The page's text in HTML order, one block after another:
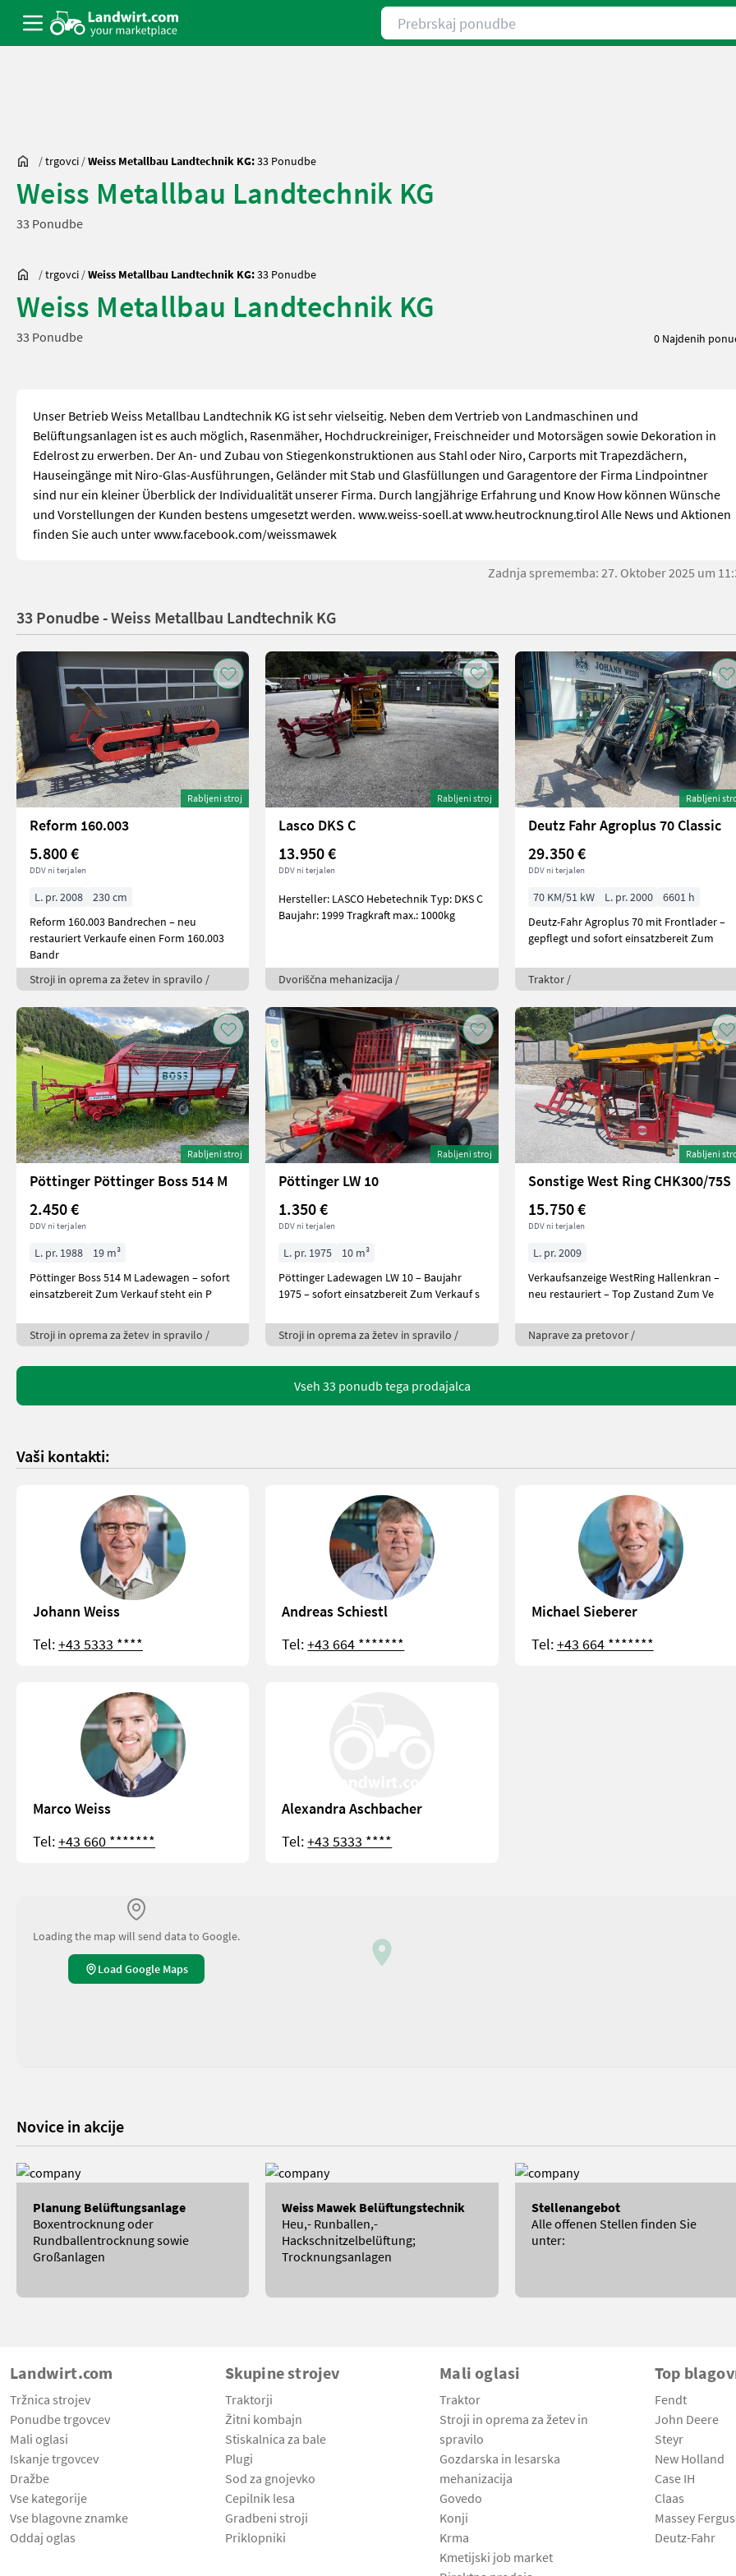
Prebrskaj ponudbe
/trgovci /Weiss Metallbau Landtechnik KG:33 Ponudbe
Weiss Metallbau Landtechnik KG
33 Ponudbe
/trgovci /Weiss Metallbau Landtechnik KG:33 Ponudbe
Weiss Metallbau Landtechnik KG
33 Ponudbe 0 Najdenih
Unser Betrieb Weiss Metallbau Landtechnik KG ist sehr vielseitig. Neben dem Vertrieb von Landmaschinen und
Belüftungsanlagen ist es auch möglich, Rasenmäher, Hochdruckreiniger, Freischneider und Motorsägen sowie Dekoration in
Edelrost zu erwerben. Der An- und Zubau von Stiegenkonstruktionen aus Stahl oder Niro, Carports mit Trapezdächern,
Hauseingänge mit Niro-Glas-Ausführungen, Geländer mit Stab und Glasfüllungen und Garagentore der Firma Lindpointner
sind nur ein kleiner Überblick der Individualität unserer Firma. Durch langjährige Erfahrung und Know How können Wünsche
und Vorstellungen der Kunden bestens umgesetzt werden. www.weiss-soell.at www.heutrocknung.tirol Alle News und Aktionen
finden Sie auch unter www.facebook.com/weissmawek
Zadnja sprememba: 27. Oktober 2025 um
33 Ponudbe - Weiss Metallbau Landtechnik KG
Rabljeni stroj
Reform 160.003
5.800 €
DDV ni terjalen
L. pr. 2008
230 cm
Reform 160.003 Bandrechen – neu
restauriert Verkaufe einen Form 160.003
Bandr
Stroji in oprema za žetev in spravilo /
Rabljeni stroj
Lasco DKS C
13.950 €
DDV ni terjalen
Hersteller: LASCO Hebetechnik Typ: DKS C
Baujahr: 1999 Tragkraft max.: 1000kg
Dvoriščna mehanizacija /
Rabljeni
Deutz Fahr Agroplus 70 Classic
29.350 €
DDV ni terjalen
70 KM/51 kW L. pr. 2000
6601 h
Deutz-Fahr Agroplus 70 mit Frontlader –
gepflegt und sofort einsatzbereit Zum
Traktor /
Rabljeni stroj
Pöttinger Pöttinger Boss 514 M
2.450 €
DDV ni terjalen
L. pr. 1988
19 m³
Pöttinger Boss 514 M Ladewagen – sofort
einsatzbereit Zum Verkauf steht ein P
Stroji in oprema za žetev in spravilo /
Rabljeni stroj
Pöttinger LW 10
1.350 €
DDV ni terjalen
L. pr. 1975
10 m³
Pöttinger Ladewagen LW 10 – Baujahr
1975 – sofort einsatzbereit Zum Verkauf s
Stroji in oprema za žetev in spravilo /
Rabljeni
Sonstige West Ring CHK300/75S
15.750 €
DDV ni terjalen
L. pr. 2009
Verkaufsanzeige WestRing Hallenkran –
neu restauriert – Top Zustand Zum Ve
Naprave za pretovor /
Vseh 33 ponudb tega prodajalca
Vaši kontakti:
Johann Weiss
Tel:+43 5333 ****
Andreas Schiestl
Tel:+43 664 *******
Michael Sieberer
Tel:+43 664 *******
Marco Weiss
Tel:+43 660 *******
Alexandra Aschbacher
Tel:+43 5333 ****
Loading the map will send data to Google.
Load Google Maps
Novice in akcije
Planung Belüftungsanlage
Boxentrocknung oder
Rundballentrocknung sowie
Großanlagen
Weiss Mawek Belüftungstechnik
Heu,- Runballen,-
Hackschnitzelbelüftung;
Trocknungsanlagen
Stellenangebot
Alle offenen Stellen finden Sie
unter:
Landwirt.com
Tržnica strojev
Ponudbe trgovcev
Mali oglasi
Iskanje trgovcev
Dražbe
Vse kategorije
Vse blagovne znamke
Oddaj oglas
Skupine strojev
Traktorji
Žitni kombajn
Stiskalnica za bale
Plugi
Sod za gnojevko
Cepilnik lesa
Gradbeni stroji
Priklopniki
Mali oglasi
Traktor
Stroji in oprema za žetev in
spravilo
Gozdarska in lesarska
mehanizacija
Govedo
Konji
Krma
Kmetijski job market
Top
Fendt
John Deere
Steyr
New Holland
Case IH
Claas
Massey
Deutz-Fahr